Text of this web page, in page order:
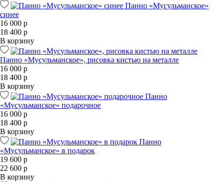
Панно «Мусульманское»
синее
16 000 р
18 400 р
В корзину
Панно «Мусульманское», рисовка кистью на металле
16 000 р
18 400 р
В корзину
Панно
«Мусульманское» подарочное
16 000 р
18 400 р
В корзину
Панно
«Мусульманское» в подарок
19 600 р
22 600 р
В корзину